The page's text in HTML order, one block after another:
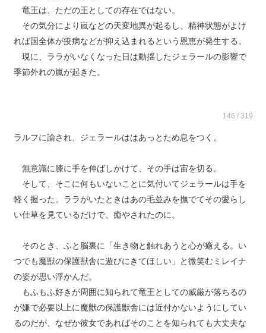
竜王は、ただの王としての存在ではない。
その気分により嵐などの天変地異が起るし、精神状態がよけ
れば国全体が疫病などが抑え込まれるという恩恵が発生する。
現に、ララがいなくなった日は動揺したジェラールの影響で
季節外れの嵐が起きた。
146 / 319
ラルフに諭され、ジェラールははあっとため息をつく。
無意識に膝に手を伸ばしかけて、その手は宙を切る。
そして、そこに何もいないことに気付いてジェラールは手を
軽く握った。ララがいたときはあの毛並みを撫でてその愛らし
い仕草を見ているだけで、癒やされたのに。
そのとき、ふと脳裏に「生き物と触れあうと心が癒える。い
つでも魔獣の保護獣舎に遊びにきてほしい」と微笑むミレイナ
の姿が思い浮かんだ。
もふもふ好きが周囲に知られて竜王としての威厳が落ちるの
が嫌で必要以上に魔獣の保護獣舎には近付かないようにしてい
るのだが、なぜか彼女であればそのことを知られても大丈夫な